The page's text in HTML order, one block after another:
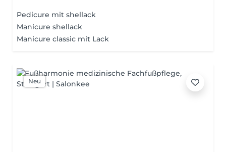
Pedicure mit shellack
Manicure shellack
Manicure classic mit Lack
Neu